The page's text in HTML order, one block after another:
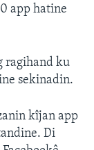
app hatine
ragihand ku
sekinadin.
kîjan app
Di